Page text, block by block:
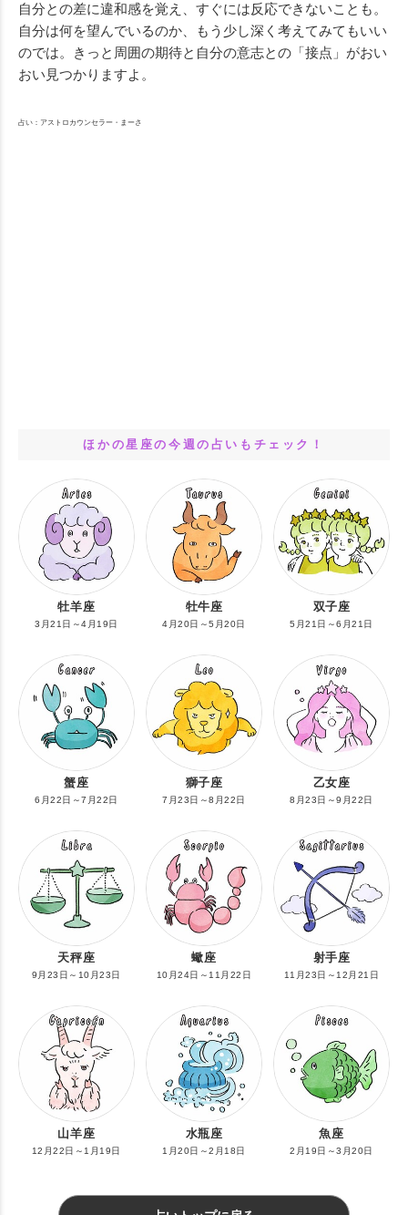
自分との差に違和感を覚え、すぐには反応できないことも。
自分は何を望んでいるのか、もう少し深く考えてみてもいい
のでは。きっと周囲の期待と自分の意志との「接点」がおい
おい見つかりますよ。
占い：アストロカウンセラー・まーさ
ほかの星座の今週の占いもチェック！
牡羊座
3月21日～4月19日
牡牛座
4月20日～5月20日
双子座
5月21日～6月21日
蟹座
6月22日～7月22日
獅子座
7月23日～8月22日
乙女座
8月23日～9月22日
天秤座
9月23日～10月23日
蠍座
10月24日～11月22日
射手座
11月23日～12月21日
山羊座
12月22日～1月19日
水瓶座
1月20日～2月18日
魚座
2月19日～3月20日